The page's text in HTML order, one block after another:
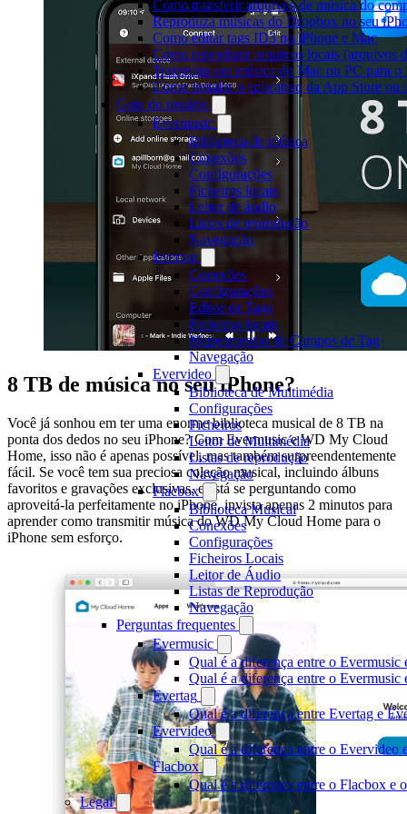
Como transferir arquivos de música do
Reproduza músicas do Dropbox no seu
Como editar tags ID3 no iPhone e Mac
Como reproduzir arquivos locais (arquivos
Transmita sua música do Mac ou PC para
Como instalar o aplicativo da App Store
Guia do usuário
Evermusic
Biblioteca de música
Conexões
Configurações
Ficheiros locais
Leitor de áudio
Listas de reprodução
Navegação
Evertag
Conexões
Configurações
Editor de Tags
Ficheiros locais
Mapeamentos de Campos de Tag
Navegação
Evervideo
Biblioteca de Multimédia
Configurações
Ficheiros
Leitor de Multimédia
Listas de reprodução
Navegação
Flacbox
Biblioteca Musical
Conexões
Configurações
Ficheiros Locais
Leitor de Áudio
Listas de Reprodução
Navegação
Perguntas frequentes
Evermusic
Qual é a diferença entre o Evermusic
Qual é a diferença entre o
Evertag
Qual é a diferença entre Evertag e
Evervideo
Qual é a diferença entre o Evervideo
Flacbox
Qual é a diferença entre o Flacbox e
Legal
8 TB de música no seu iPhone?
Você já sonhou em ter uma enorme biblioteca musical de 8 TB na
ponta dos dedos no seu iPhone? Com Evermusic e WD My Cloud
Home, isso não é apenas possível, mas também surpreendentemente
fácil. Se você tem sua preciosa coleção musical, incluindo álbuns
favoritos e gravações exclusivas, e está se perguntando como
aproveitá-la perfeitamente no iPhone, invista apenas 2 minutos para
aprender como transmitir música do WD My Cloud Home para o
iPhone sem esforço.